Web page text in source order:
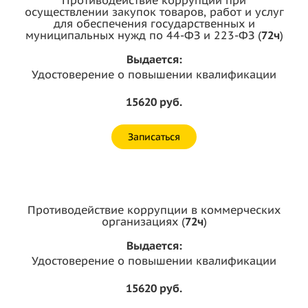
осуществлении закупок товаров, работ и услуг
для обеспечения государственных и
муниципальных нужд по 44-ФЗ и 223-ФЗ (72ч)
Выдается:
Удостоверение о повышении квалификации
15620 руб.
Записаться
Противодействие коррупции в коммерческих
организациях (72ч)
Выдается:
Удостоверение о повышении квалификации
15620 руб.